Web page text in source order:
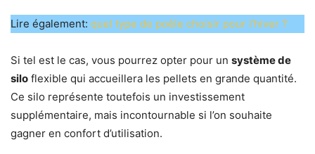
Lire également: quel type de poêle choisir pour l’hiver ?
Si tel est le cas, vous pourrez opter pour un système de
silo flexible qui accueillera les pellets en grande quantité.
Ce silo représente toutefois un investissement
supplémentaire, mais incontournable si l’on souhaite
gagner en confort d’utilisation.